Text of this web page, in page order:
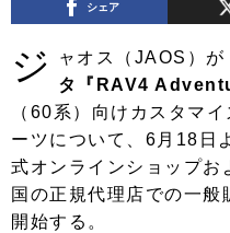
九州
注目の記事
ショップレポート
自動車豆知識
鈑金・塗装
ディテイリング
ディテイリング
ヘッドライト磨き
鈑金・塗装
特集記事
シェア
ジ ャオス（JAOS）が
タ『RAV4
（60系）向けカスタマ
ーツについて、6月18日
式オンラインショップお
国の正規代理店での一般
開始する。